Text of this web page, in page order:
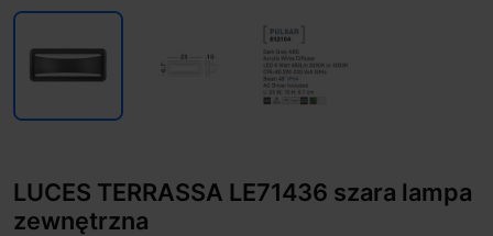
LUCES TERRASSA LE71436 szara lampa
zewnętrzna